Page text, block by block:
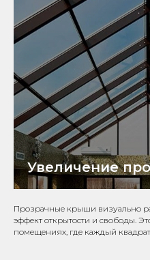
Увеличение
Прозрачные крыши визуально
эффект открытости и свободы.
помещениях, где каждый